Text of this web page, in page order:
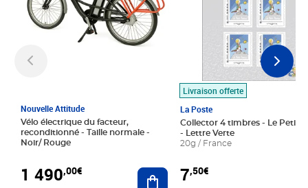
Nouvelle Attitude
Vélo électrique du facteur,
reconditionné - Taille normale -
Noir/ Rouge
1 490,00€ Ajouter au panier
Livraison offerte
La Poste
Collector 4 timbres - Le Petit
- Lettre Verte
20g / France
7,50€